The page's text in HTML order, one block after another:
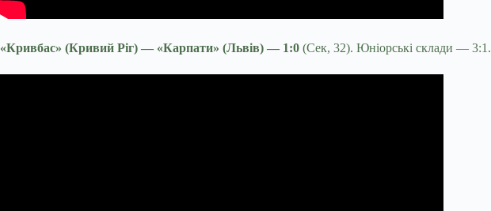
«Кривбас» (Кривий Ріг) — «Карпати» (Львів) — 1:0 (Сек, 32). Юніорські склади — 3:1.